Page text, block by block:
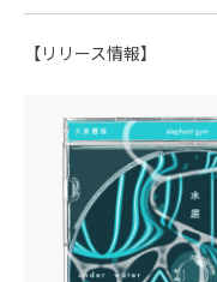
【リリース情報】